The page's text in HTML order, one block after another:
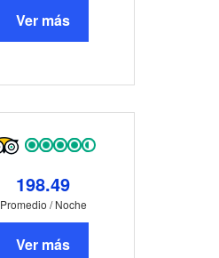
Ver más
198.49
Promedio / Noche
Ver más